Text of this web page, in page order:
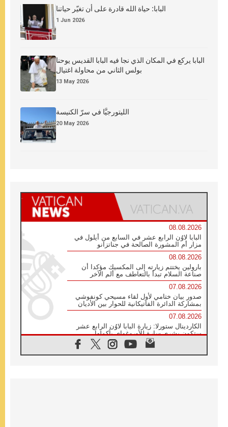
البابا: حياة الله قادرة على أن تغيّر حياتنا
1 Jun 2026
البابا يركع في المكان الذي نجا فيه البابا القديس يوحنا
بولس الثاني من محاولة اغتيال
13 May 2026
الليتورجيَّا في سرّ الكنيسة
20 May 2026
08.08.2026
البابا لاوُن الرابع عشر في السابع من أيلول في
مزار أم المشورة الصالحة في جناتزانو
08.08.2026
بارولين يختتم زيارته إلى المكسيك مؤكدا أن
صناعة السلام تبدأ بالتعاطف مع ألم الآخر
07.08.2026
صدور بيان ختامي لأول لقاء مسيحي كونفوشي
بمشاركة الدائرة الفاتيكانية للحوار بين الأديان
07.08.2026
الكاردينال ستورلا: زيارة البابا لاوُن الرابع عشر
ستكون بشرى سارة للأوروغواي بأكملها
الفاتيكان يعلن برنامج الزيارة الرسولية للبابا لاوُن